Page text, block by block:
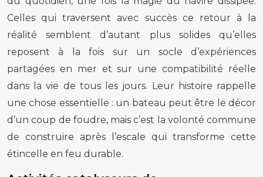
Celles qui traversent avec succès ce retour à la
réalité semblent d’autant plus solides qu’elles
reposent à la fois sur un socle d’expériences
partagées en mer et sur une compatibilité réelle
dans la vie de tous les jours. Leur histoire rappelle
une chose essentielle : un bateau peut être le décor
d’un coup de foudre, mais c’est la volonté commune
de construire après l’escale qui transforme cette
étincelle en feu durable.